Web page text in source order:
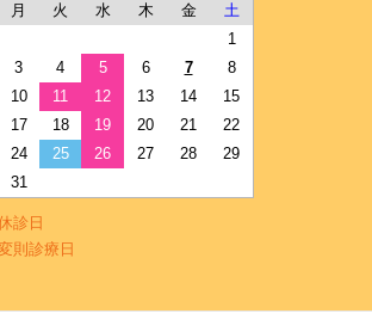
月 火 水 木 金
土
1
3 4 5 6 7
8
10 11 12 13 14
15
17 18 19 20 21
22
24 25 26 27 28
29
31
診日
則診療日